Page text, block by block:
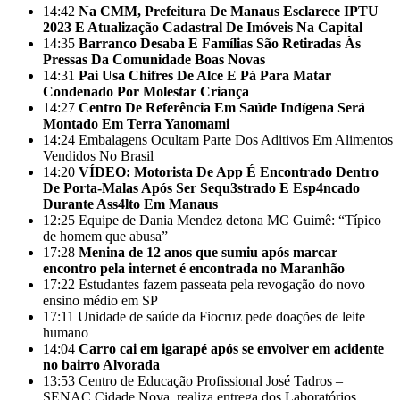
14:42 Na CMM, Prefeitura De Manaus Esclarece IPTU
2023 E Atualização Cadastral De Imóveis Na Capital
14:35 Barranco Desaba E Famílias São Retiradas Às
Pressas Da Comunidade Boas Novas
14:31 Pai Usa Chifres De Alce E Pá Para Matar
Condenado Por Molestar Criança
14:27 Centro De Referência Em Saúde Indígena Será
Montado Em Terra Yanomami
14:24 Embalagens Ocultam Parte Dos Aditivos Em Alimentos
Vendidos No Brasil
14:20 VÍDEO: Motorista De App É Encontrado Dentro
De Porta-Malas Após Ser Sequ3strado E Esp4ncado
Durante Ass4lto Em Manaus
12:25 Equipe de Dania Mendez detona MC Guimê: “Típico
de homem que abusa”
17:28 Menina de 12 anos que sumiu após marcar
encontro pela internet é encontrada no Maranhão
17:22 Estudantes fazem passeata pela revogação do novo
ensino médio em SP
17:11 Unidade de saúde da Fiocruz pede doações de leite
humano
14:04 Carro cai em igarapé após se envolver em acidente
no bairro Alvorada
13:53 Centro de Educação Profissional José Tadros –
SENAC Cidade Nova, realiza entrega dos Laboratórios